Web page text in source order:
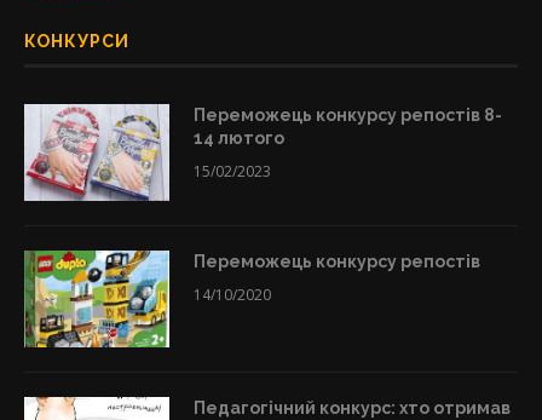
КОНКУРСИ
Переможець конкурсу репостів 8-
14 лютого
15/02/2023
Переможець конкурсу репостів
14/10/2020
Педагогічний конкурс: хто отримав